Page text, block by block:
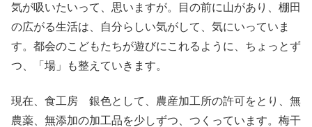
気が吸いたいって、思いますが。目の前に山があり、棚田
の広がる生活は、自分らしい気がして、気にいっていま
す。都会のこどもたちが遊びにこれるように、ちょっとず
つ、「場」も整えていきます。
現在、食工房 銀色として、農産加工所の許可をとり、無
農薬、無添加の加工品を少しずつ、つくっています。梅干